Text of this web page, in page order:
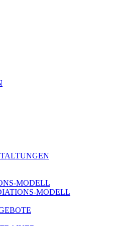
MODELL
MODELL